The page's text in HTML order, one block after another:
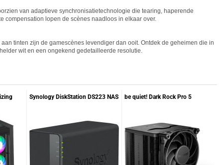
van adaptieve synchronisatietechnologie die tearing, haperende
compensation lopen de scènes naadloos in elkaar over.
tinten zijn de gamescènes levendiger dan ooit. Ontdek de geheimen die in
wit en een ongekend gedetailleerde resolutie.
Synology DiskStation DS223 NAS be quiet! Dark Rock Pro 5